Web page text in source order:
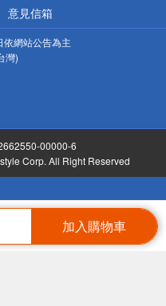
加入購物車
意見信箱
網站公告為主
灣)
00000-6
Corp. All Right Reserved